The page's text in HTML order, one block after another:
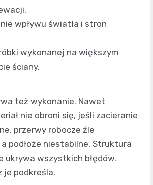
wpływu światła i stron
wykonanej na większym
ściany.
też wykonanie. Nawet
nie obroni się, jeśli zacieranie
przerwy robocze źle
podłoże niestabilne. Struktura
ukrywa wszystkich błędów.
je podkreśla.